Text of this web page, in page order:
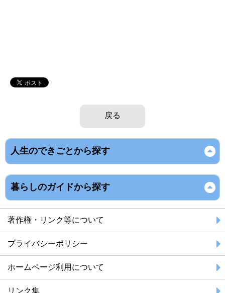
戻る
人生のできごとから探す
暮らしのガイドから探す
著作権・リンク等について
プライバシーポリシー
ホームページ利用について
リンク集